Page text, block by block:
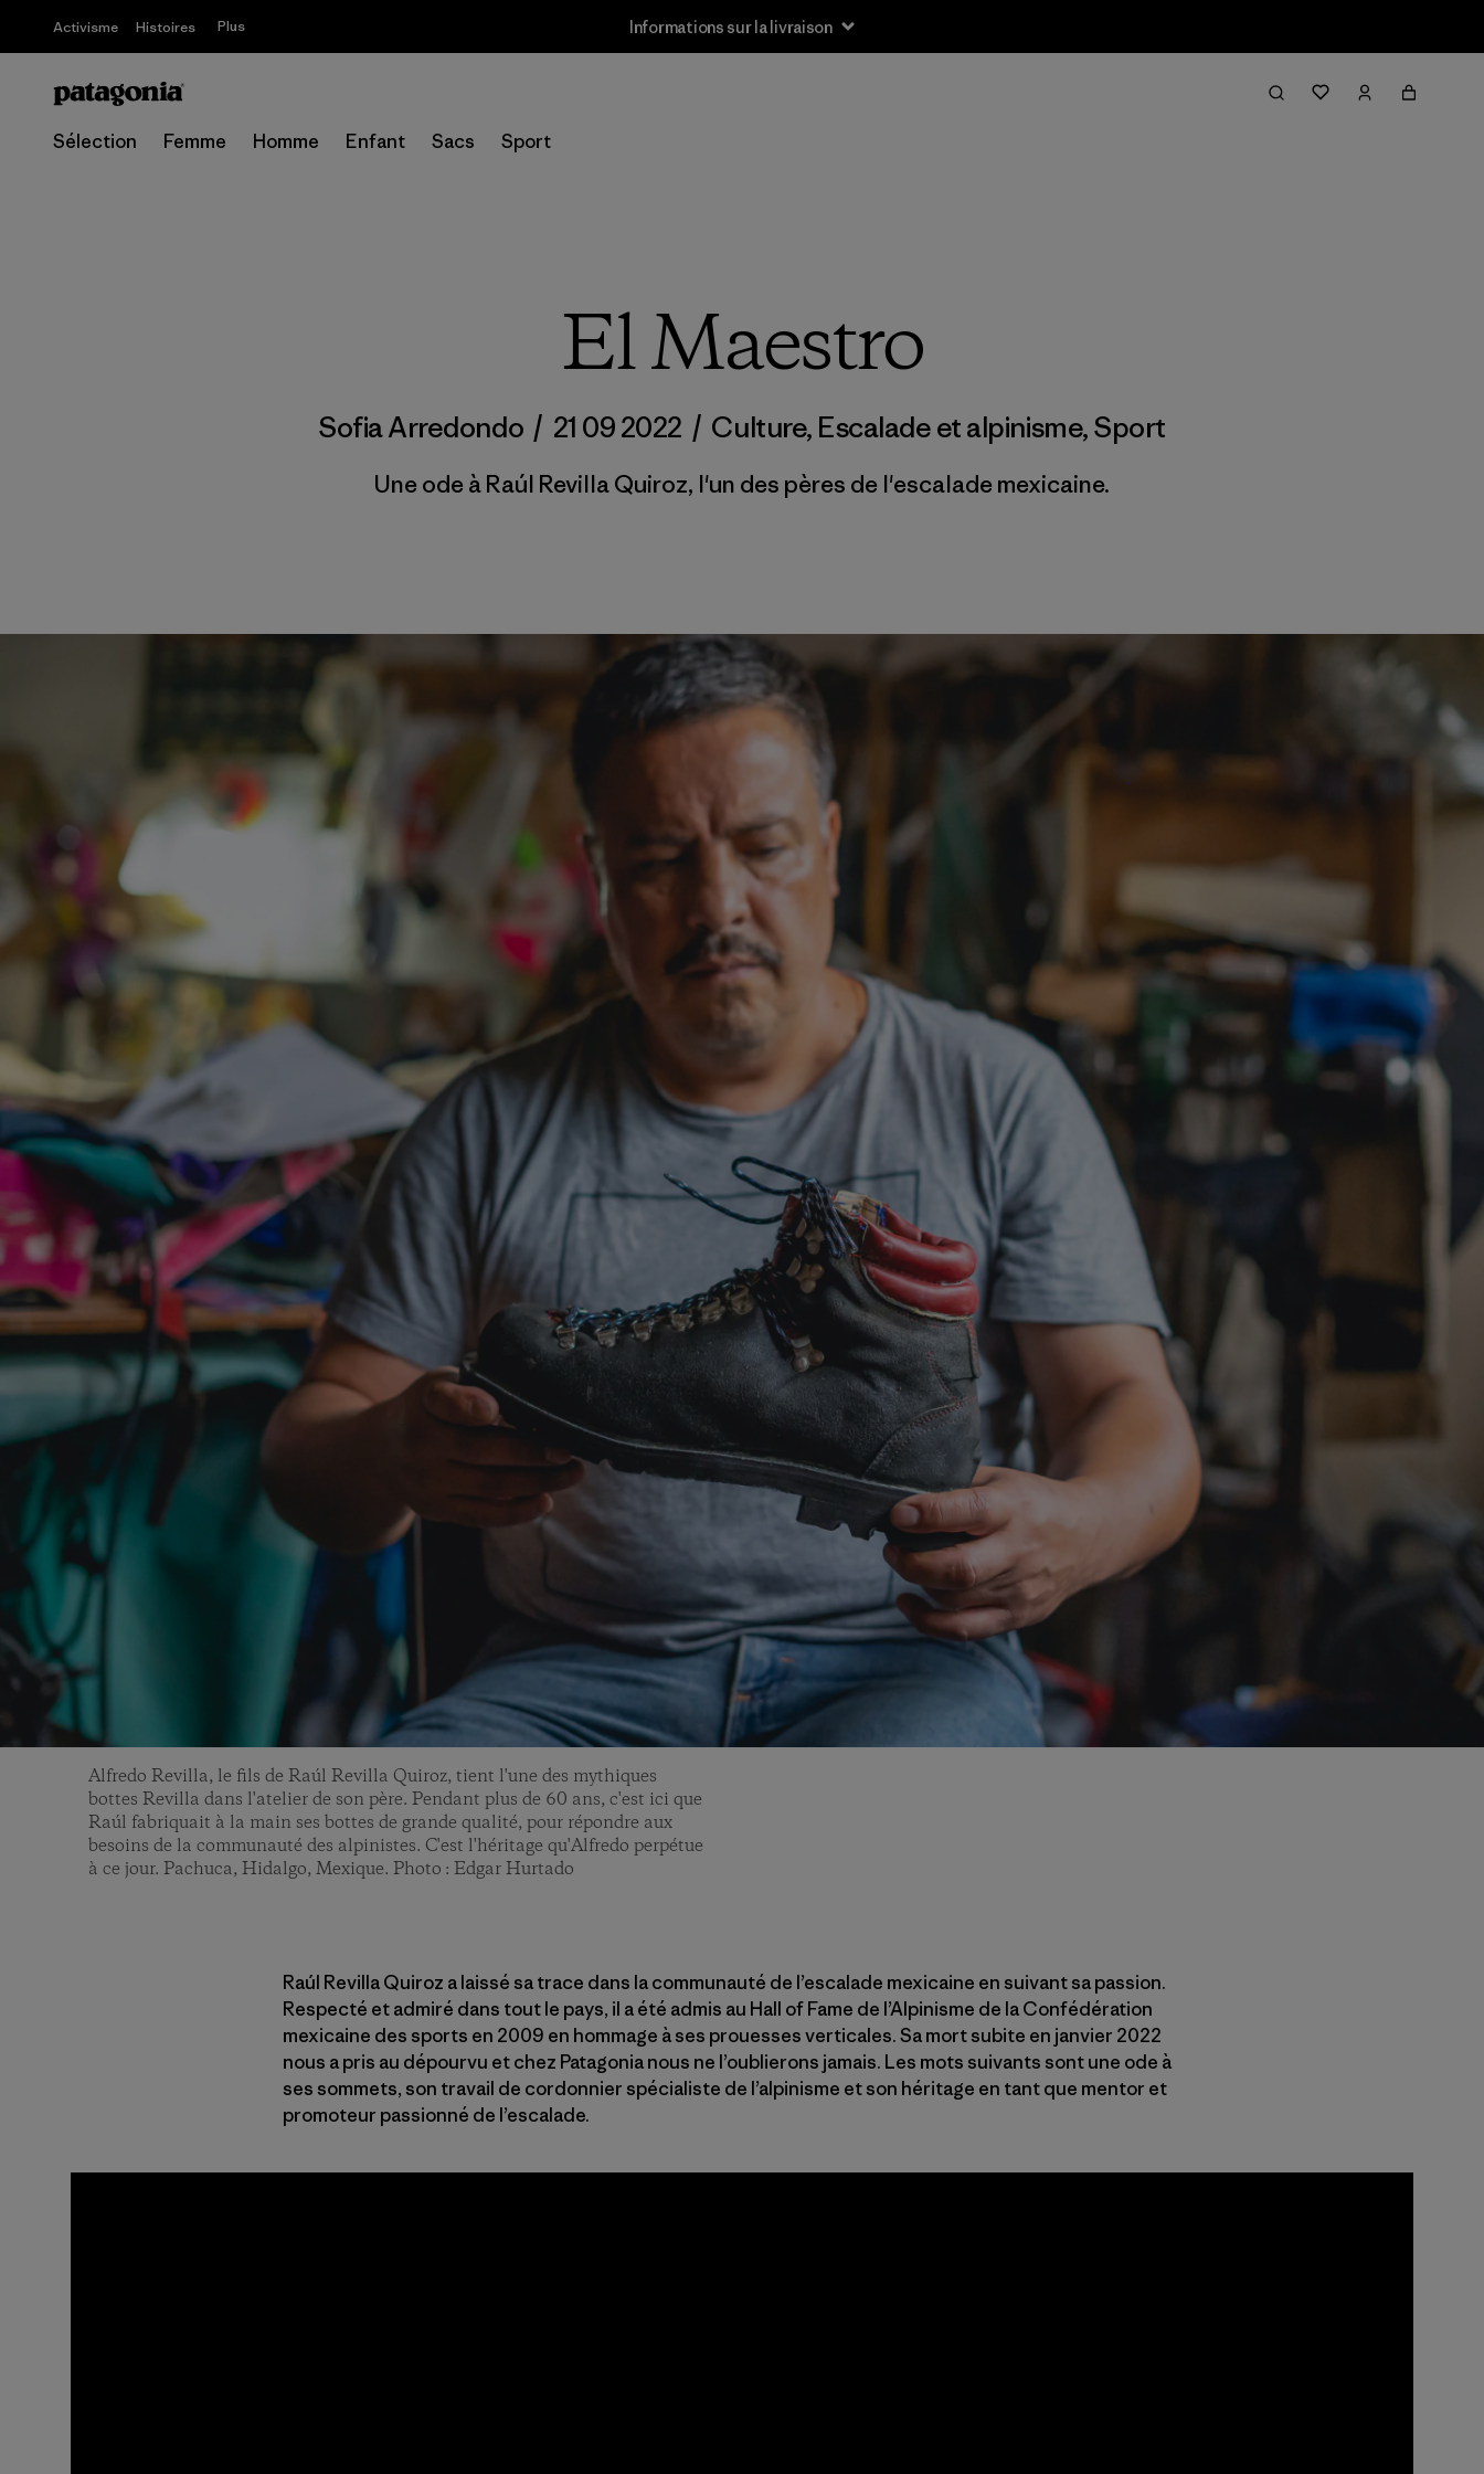
Activisme Histoires Plus Informations sur la livraison
Sélection Femme Homme Enfant Sacs Sport
El Maestro
Sofia Arredondo / 21 09 2022 / Culture, Escalade et alpinisme,Sport
Une ode à Raúl Revilla Quiroz, l'un des pères de l'escalade mexicaine.
Alfredo Revilla, le fils de Raúl Revilla Quiroz, tient l'une des mythiques
bottes Revilla dans l'atelier de son père. Pendant plus de 60 ans, c'est ici que
Raúl fabriquait à la main ses bottes de grande qualité, pour répondre aux
besoins de la communauté des alpinistes. C'est l'héritage qu'Alfredo perpétue
à ce jour. Pachuca, Hidalgo, Mexique. Photo : Edgar Hurtado
Raúl Revilla Quiroz a laissé sa trace dans la communauté de l’escalade mexicaine en suivant sa passion.
Respecté et admiré dans tout le pays, il a été admis au Hall of Fame de l’Alpinisme de la Confédération
mexicaine des sports en 2009 en hommage à ses prouesses verticales. Sa mort subite en janvier 2022
nous a pris au dépourvu et chez Patagonia nous ne l’oublierons jamais. Les mots suivants sont une ode à
ses sommets, son travail de cordonnier spécialiste de l’alpinisme et son héritage en tant que mentor et
promoteur passionné de l’escalade.